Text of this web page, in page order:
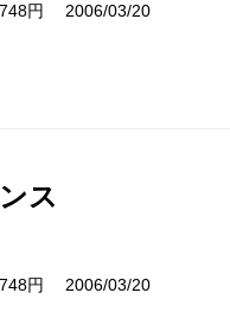
円 2006/03/20
ス
円 2006/03/20